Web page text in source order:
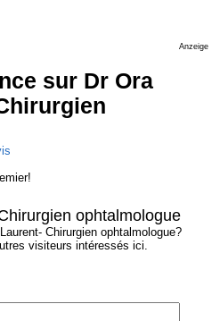
Anzeige
sur Dr Ora
ophtalmologue
Chirurgien ophtalmologue?
visiteurs intéressés ici.